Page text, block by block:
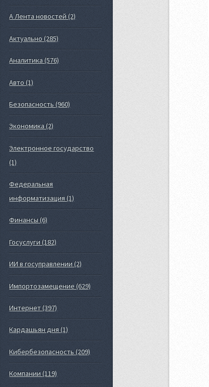
А Лента новостей (2)
Актуально (285)
Аналитика (576)
Авто (1)
Безопасность (960)
Экономика (2)
Электронное государство
(1)
Федеральная
информатизация (1)
Финансы (6)
Госуслуги (182)
ИИ в госуправлении (2)
Импортозамещение (629)
Интернет (397)
Кардашьян дня (1)
Кибербезопасность (209)
Компании (119)